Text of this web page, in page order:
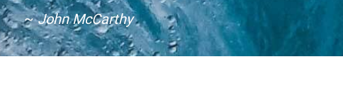
~John McCarthy